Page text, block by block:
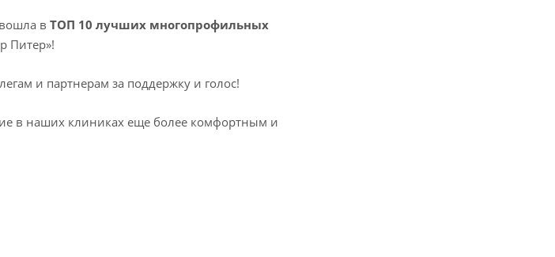
в ТОП 10 лучших многопрофильных
Питер»!
и партнерам за поддержку и голос!
в наших клиниках еще более комфортным и